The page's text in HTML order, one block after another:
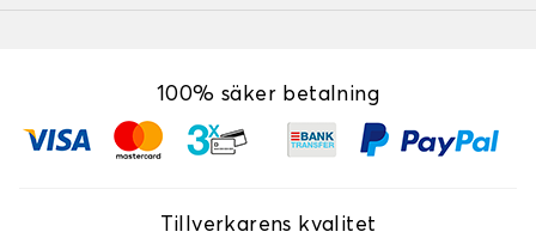
100% säker betalning
Tillverkarens kvalitet